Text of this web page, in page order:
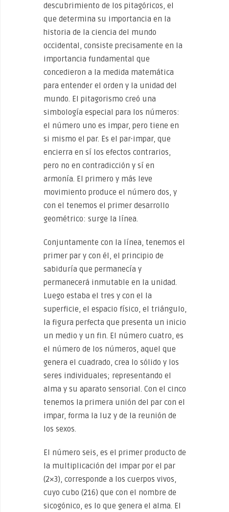
descubrimiento de los pitagóricos, el
que determina su importancia en la
historia de la ciencia del mundo
occidental, consiste precisamente en la
importancia fundamental que
concedieron a la medida matemática
para entender el orden y la unidad del
mundo. El pitagorismo creó una
simbología especial para los números:
el número uno es impar, pero tiene en
si mismo el par. Es el par-impar, que
encierra en sí los efectos contrarios,
pero no en contradicción y sí en
armonía. El primero y más leve
movimiento produce el número dos, y
con el tenemos el primer desarrollo
geométrico: surge la línea.
Conjuntamente con la línea, tenemos el
primer par y con él, el principio de
sabiduría que permanecía y
permanecerá inmutable en la unidad.
Luego estaba el tres y con el la
superficie, el espacio físico, el triángulo,
la figura perfecta que presenta un inicio
un medio y un fin. El número cuatro, es
el número de los números, aquel que
genera el cuadrado, crea lo sólido y los
seres individuales; representando el
alma y su aparato sensorial. Con el cinco
tenemos la primera unión del par con el
impar, forma la luz y de la reunión de
los sexos.
El número seis, es el primer producto de
la multiplicación del impar por el par
(2×3), corresponde a los cuerpos vivos,
cuyo cubo (216) que con el nombre de
sicogónico, es lo que genera el alma. El